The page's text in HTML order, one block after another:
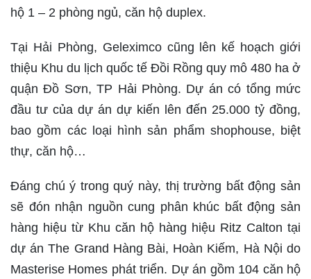
hộ 1 – 2 phòng ngủ, căn hộ duplex.
Tại Hải Phòng, Geleximco cũng lên kế hoạch giới
thiệu Khu du lịch quốc tế Đồi Rồng quy mô 480 ha ở
quận Đồ Sơn, TP Hải Phòng. Dự án có tổng mức
đầu tư của dự án dự kiến lên đến 25.000 tỷ đồng,
bao gồm các loại hình sản phẩm shophouse, biệt
thự, căn hộ…
Đáng chú ý trong quý này, thị trường bất động sản
sẽ đón nhận nguồn cung phân khúc bất động sản
hàng hiệu từ Khu căn hộ hàng hiệu Ritz Calton tại
dự án The Grand Hàng Bài, Hoàn Kiếm, Hà Nội do
Masterise Homes phát triển. Dự án gồm 104 căn hộ